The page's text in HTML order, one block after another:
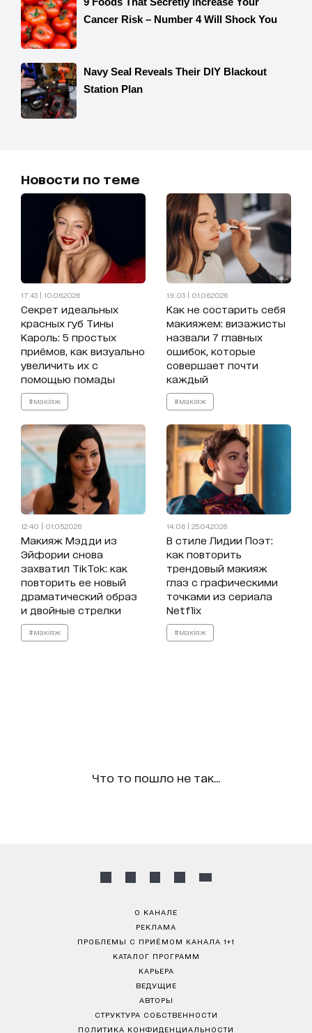
Новости по теме
17:43 | 10.06.2026
Секрет идеальных
красных губ Тины
Кароль: 5 простых
приёмов, как визуально
увеличить их с
помощью помады
#макіяж
19:03 | 01.06.2026
Как не состарить себя
макияжем: визажисты
назвали 7 главных
ошибок, которые
совершает почти
каждый
#макіяж
12:40 | 01.05.2026
Макияж Мэдди из
Эйфории снова
захватил TikTok: как
повторить ее новый
драматический образ
и двойные стрелки
#макіяж
14:06 | 25.04.2026
В стиле Лидии Поэт:
как повторить
трендовый макияж
глаз с графическими
точками из сериала
Netflix
#макіяж
Что то пошло не так...
О КАНАЛЕ
РЕКЛАМА
ПРОБЛЕМЫ С ПРИЁМОМ КАНАЛА 1+1
КАТАЛОГ ПРОГРАММ
КАРЬЕРА
ВЕДУЩИЕ
АВТОРЫ
СТРУКТУРА СОБСТВЕННОСТИ
ПОЛИТИКА КОНФИДЕНЦИАЛЬНОСТИ